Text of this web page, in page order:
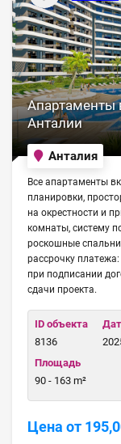
Апартаменты
Анталии
Анталия
Все апартаменты
планировки,
на окрестности и
комнаты, систему
роскошные
рассрочку
при подписании
сдачи проекта.
ID объекта
8136
Площадь
90 - 163 m²
Цена от